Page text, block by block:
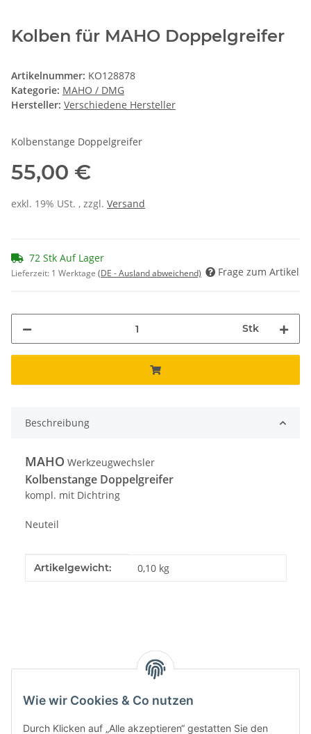
Wie wir Cookies & Co nutzen
Durch Klicken auf „Alle akzeptieren“ gestatten Sie den
Kolben für MAHO Doppelgreifer
Artikelnummer: KO128878
Kategorie: MAHO / DMG
Hersteller: Verschiedene Hersteller
Kolbenstange Doppelgreifer
55,00 €
exkl. 19% USt. , zzgl. Versand
72 Stk Auf Lager
Lieferzeit: 1 Werktage (DE - Ausland abweichend) Frage zum Artikel
Stk
Beschreibung
MAHO Werkzeugwechsler
Kolbenstange Doppelgreifer
kompl. mit Dichtring
Neuteil
Produkteigenschaft
Wert
Artikelgewicht: 0,10 kg
Kategorien